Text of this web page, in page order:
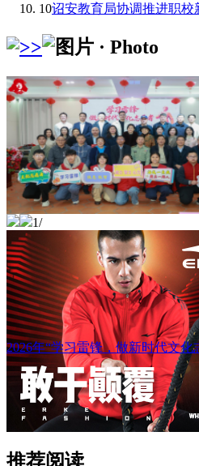
10诏安教育局协调推进职校
2026年“学习雷锋，做新时代文化
1/
推荐阅读